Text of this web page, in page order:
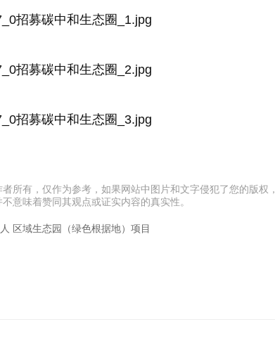
所有，仅作为参考，如果网站中图片和文字侵犯了您的版权，
意味着赞同其观点或证实内容的真实性。
区域生态园（绿色根据地）项目